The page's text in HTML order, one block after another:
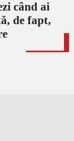
când ai
de fapt,